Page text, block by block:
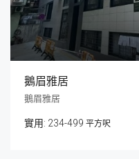
鵝眉雅居
鵝眉雅居
234-499 平方呎